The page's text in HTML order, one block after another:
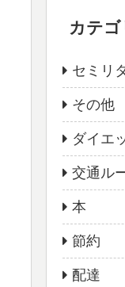
カテゴ
セミリ
その他
ダイエ
交通ル
本
節約
配達